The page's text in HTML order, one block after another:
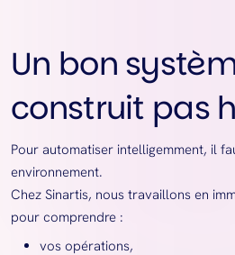
Un bon système IA ne se
construit pas
Pour automatiser intelligemment, il
environnement.
Chez Sinartis, nous travaillons en
pour comprendre :
vos opérations,